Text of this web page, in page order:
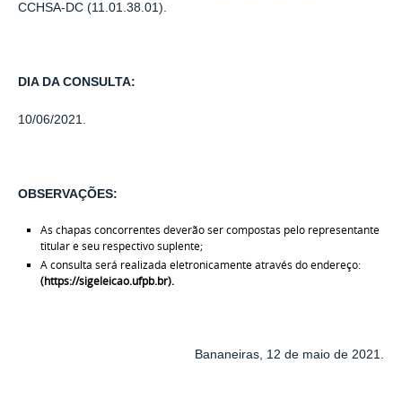
CCHSA-DC (11.01.38.01).
DIA DA CONSULTA:
10/06/2021.
OBSERVAÇÕES:
As chapas concorrentes deverão ser compostas pelo representante
titular e seu respectivo suplente;
A consulta será realizada eletronicamente através do endereço:
(https://sigeleicao.ufpb.br).
Bananeiras, 12 de maio de 2021.